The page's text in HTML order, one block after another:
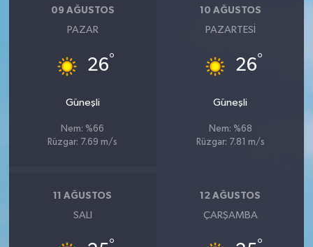
09 AĞUSTOS
PAZAR
26°
Güneşli
Nem: %66
Rüzgar: 7.69 m/s
10 AĞUSTOS
PAZARTESI
26°
Güneşli
Nem: %68
Rüzgar: 7.81 m/s
11 AĞUSTOS
SALI
12 AĞUSTOS
ÇARŞAMBA